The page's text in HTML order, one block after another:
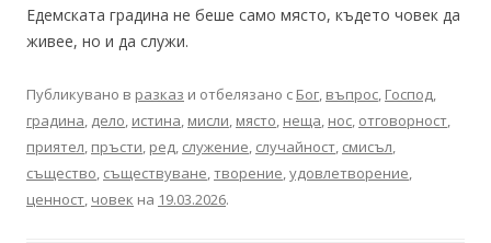
Едемската градина не беше само място, където човек да
живее, но и да служи.
Публикувано в разказ и отбелязано с Бог, въпрос, Господ,
градина, дело, истина, мисли, място, неща, нос, отговорност,
приятел, пръсти, ред, служение, случайност, смисъл,
същество, съществуване,творение,удовлетворение,
ценност, човек на 19.03.2026.